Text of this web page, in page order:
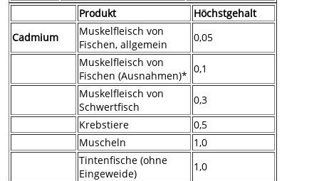
Produkt
Höchstgehalt
Cadmium
Muskelfleisch von
Fischen, allgemein
0,05
Muskelfleisch von
Fischen (Ausnahmen)*
0,1
Muskelfleisch von
Schwertfisch
0,3
Krebstiere
0,5
Muscheln
1,0
Tintenfische (ohne
Eingeweide)
1,0